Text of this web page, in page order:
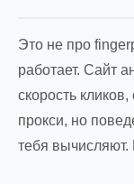
Это не про
работает. Сайт
скорость
прокси, но
тебя